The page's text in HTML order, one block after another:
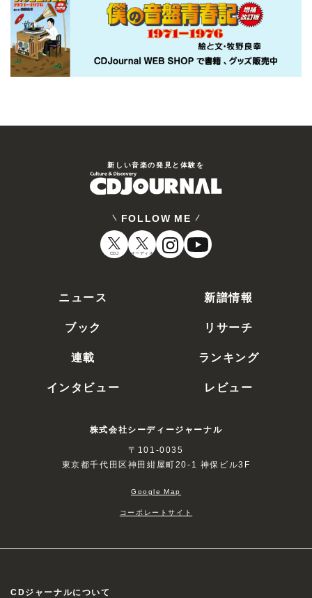
新しい⾳楽の発⾒と体験を
FOLLOW ME
CDJ オーディオ
ニュース
新譜情報
ブック
リサーチ
連載
ランキング
インタビュー
レビュー
株式会社シーディージャーナル
〒101-0035
東京都千代田区神田紺屋町20-1 神保ビル3F
Google Map
コーポレートサイト
CDジャーナルについて